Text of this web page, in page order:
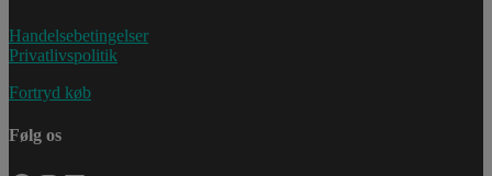
Handelsebetingelser
Privatlivspolitik
Fortryd køb
Følg os